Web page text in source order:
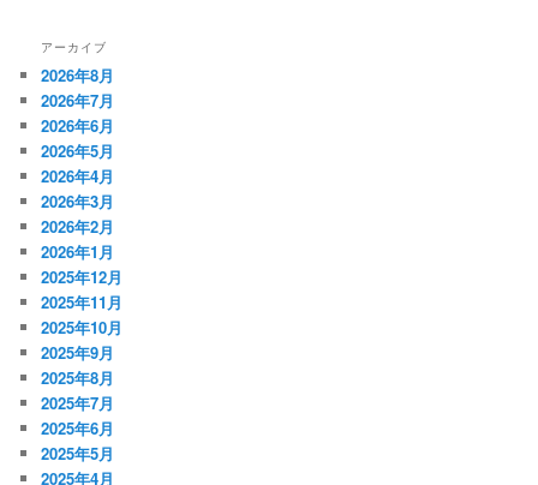
アーカイブ
2026年8月
2026年7月
2026年6月
2026年5月
2026年4月
2026年3月
2026年2月
2026年1月
2025年12月
2025年11月
2025年10月
2025年9月
2025年8月
2025年7月
2025年6月
2025年5月
2025年4月